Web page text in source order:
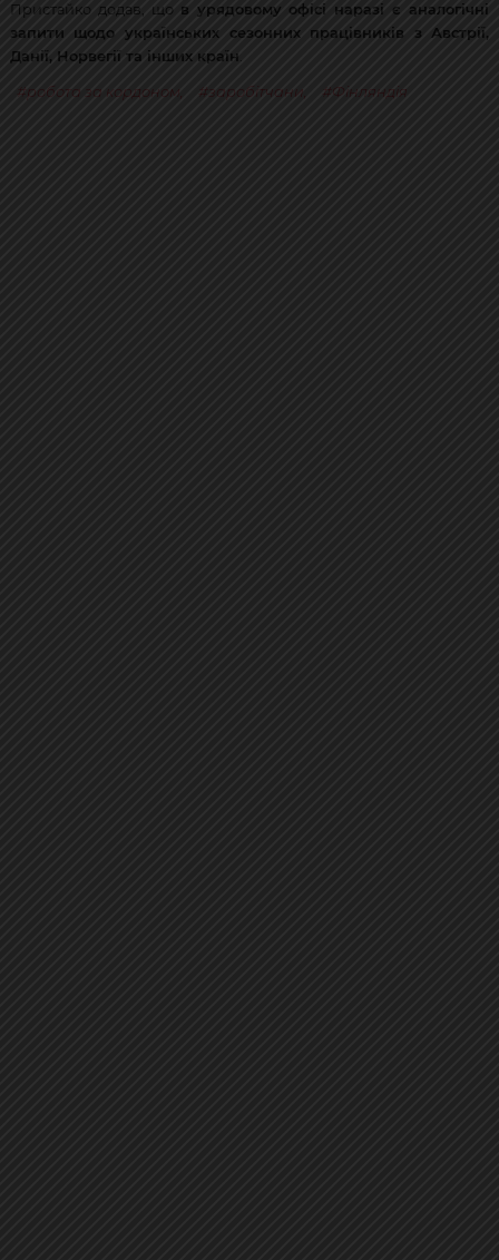
Пристайко додав, що в урядовому офісі наразі є аналогічні
запити щодо українських сезонних працівників з Австрії,
Данії, Норвегії та інших країн .
робота за кордоном заробітчани Фінляндія